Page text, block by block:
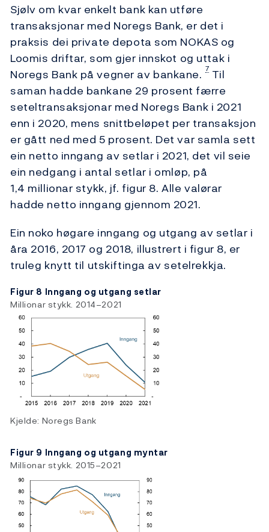
Sjølv om kvar enkelt bank kan utføre
transaksjonar med Noregs Bank, er det i
praksis dei private depota som NOKAS og
Loomis driftar, som gjer innskot og uttak i
Noregs Bank på vegner av bankane. 7 Til
saman hadde bankane 29 prosent færre
seteltransaksjonar med Noregs Bank i 2021
enn i 2020, mens snittbeløpet per transaksjon
er gått ned med 5 prosent. Det var samla sett
ein netto inngang av setlar i 2021, det vil seie
ein nedgang i antal setlar i omløp, på
1,4 millionar stykk, jf. figur 8. Alle valørar
hadde netto inngang gjennom 2021.
Ein noko høgare inngang og utgang av setlar i
åra 2016, 2017 og 2018, illustrert i figur 8, er
truleg knytt til utskiftinga av setelrekkja.
Figur 8 Inngang og utgang setlar
Millionar stykk. 2014–2021
Kjelde: Noregs Bank
Figur 9 Inngang og utgang myntar
Millionar stykk. 2015–2021